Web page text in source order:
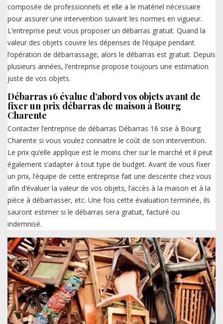
composée de professionnels et elle a le matériel nécessaire
pour assurer une intervention suivant les normes en vigueur.
L’entreprise peut vous proposer un débarras gratuit. Quand la
valeur des objets couvre les dépenses de l’équipe pendant
l’opération de débarrassage, alors le débarras est gratuit. Depuis
plusieurs années, l’entreprise propose toujours une estimation
juste de vos objets.
Débarras 16 évalue d’abord vos objets avant de
fixer un prix débarras de maison à Bourg
Charente
Contacter l’entreprise de débarras Débarras 16 sise à Bourg
Charente si vous voulez connaitre le coût de son intervention.
Le prix qu’elle applique est le moins cher sur le marché et il peut
également s’adapter à tout type de budget. Avant de vous fixer
un prix, l’équipe de cette entreprise fait une descente chez vous
afin d’évaluer la valeur de vos objets, l’accès à la maison et à la
pièce à débarrasser, etc. Une fois cette évaluation terminée, ils
sauront estimer si le débarras sera gratuit, facturé ou
indemnisé.